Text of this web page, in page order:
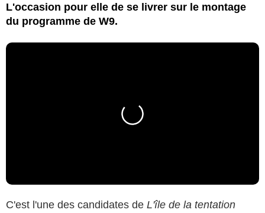
L'occasion pour elle de se livrer sur le montage
du programme de W9.
C'est l'une des candidates de L'île de la tentation